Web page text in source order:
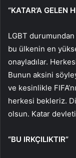
“KATAR’A GELEN
LGBT
bu ülkenin en
onayladılar.
Bunun aksini
ve kesinlikle
herkesi bekleriz.
olsun. Katar devleti
“BU IRKÇILIKTIR”